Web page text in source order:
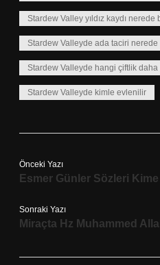
Stardew Valley yıldız kaydı nerede
Stardew Valleyde ada taciri nerede
Stardew Valleyde hangi çiftlik daha
Stardew Valleyde kimle evlenilir
Önceki Yazı
Esmer Günler Sözleri
Sonraki Yazı
Miraçta Hz Muhammed